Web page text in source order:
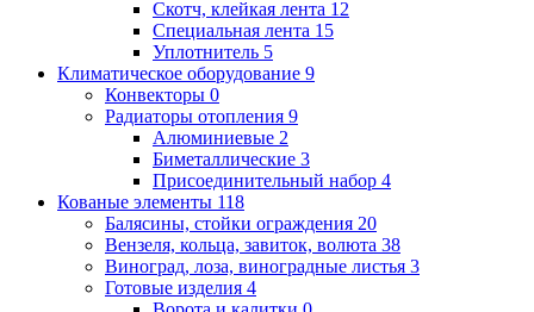
Скотч, клейкая лента 12
Специальная лента 15
Уплотнитель 5
Климатическое оборудование 9
Конвекторы 0
Радиаторы отопления 9
Алюминиевые 2
Биметаллические 3
Присоединительный набор 4
Кованые элементы 118
Балясины, стойки ограждения 20
Вензеля, кольца, завиток, волюта 38
Виноград, лоза, виноградные листья 3
Готовые изделия 4